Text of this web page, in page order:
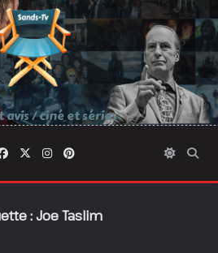
avis / ciné et séries
:Joe Taslim